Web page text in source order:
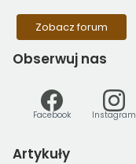
Zobacz forum
Obserwuj nas
Facebook Instagram
Artykuły